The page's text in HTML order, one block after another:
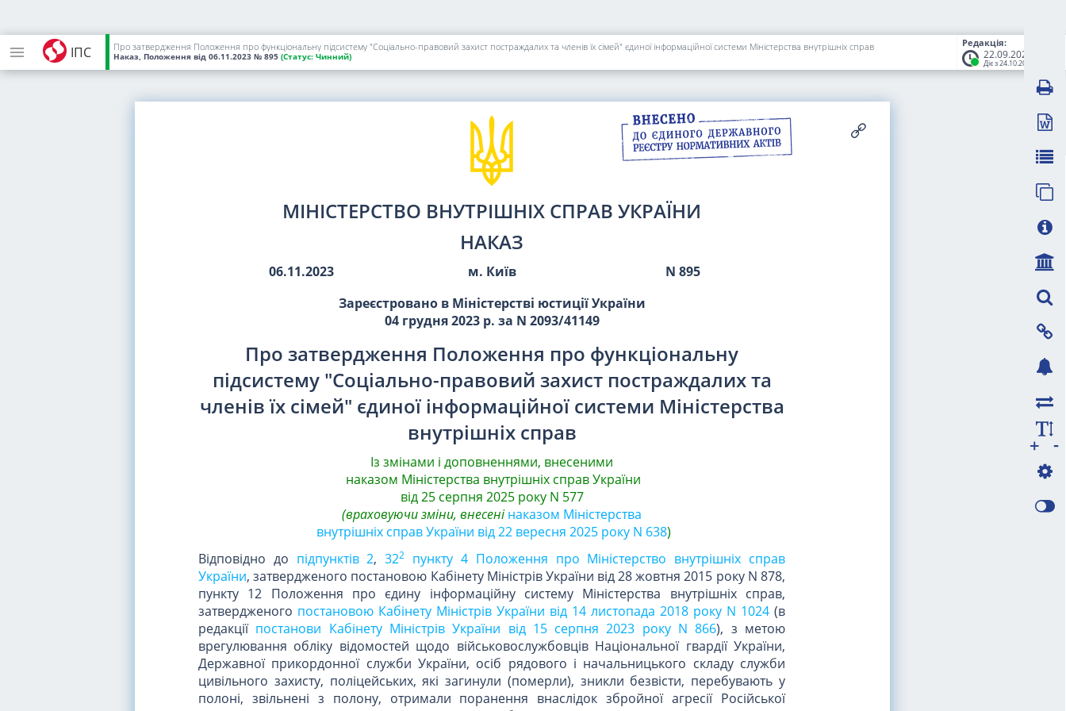
ІПС
Редакція:
22.09.2025
Діє з 24.10.2025
Про затвердження Положення про функціональну підсистему "Соціально-правовий захист постраждалих та членів їх сімей" єдиної інформаційної системи Міністерства внутрішніх справ
Наказ, Положення від 06.11.2023 № 895 (Статус: Чинний)
МІНІСТЕРСТВО ВНУТРІШНІХ СПРАВ УКРАЇНИ
НАКАЗ
06.11.2023 м. Київ
N 895
Зареєстровано в Міністерстві юстиції України
04 грудня 2023 р. за N 2093/41149
Про затвердження Положення про функціональну
підсистему "Соціально-правовий захист постраждалих та
членів їх сімей" єдиної інформаційної системи Міністерства
внутрішніх справ
Із змінами і доповненнями, внесеними
наказом Міністерства внутрішніх справ України
від 25 серпня 2025 року N 577
(враховуючи зміни, внесені наказом Міністерства
внутрішніх справ України від 22 вересня 2025 року N 638)
Відповідно до підпунктів 2,322
пункту 4 Положення про Міністерство внутрішніх справ
України, затвердженого постановою Кабінету Міністрів України від 28 жовтня 2015 року N 878,
пункту 12 Положення про єдину інформаційну систему Міністерства внутрішніх справ,
затвердженого постановою Кабінету Міністрів України від 14 листопада 2018 року N 1024 (в
редакції постанови Кабінету Міністрів України від 15 серпня 2023 року N 866), з метою
врегулювання обліку відомостей щодо військовослужбовців Національної гвардії України,
Державної прикордонної служби України, осіб рядового і начальницького складу служби
цивільного захисту, поліцейських, які загинули (померли), зникли безвісти, перебувають у
полоні, звільнені з полону, отримали поранення внаслідок збройної агресії Російської
-
+